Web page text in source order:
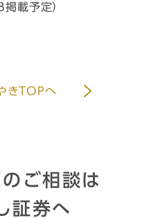
載予定）
きTOPへ
ご相談は
証券へ